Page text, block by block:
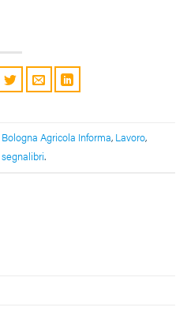
Bologna Agricola Informa, Lavoro,
segnalibri.